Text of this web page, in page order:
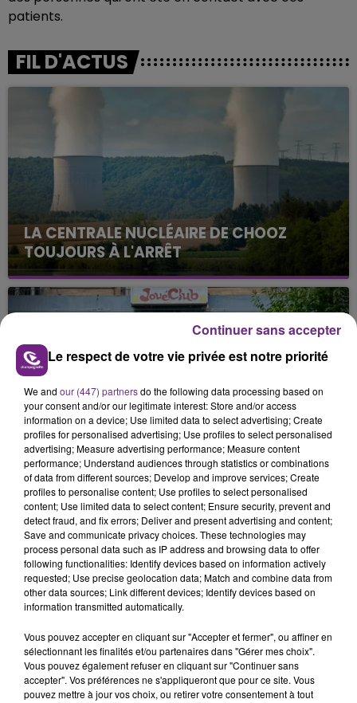
patients.
FIL D'ACTUS
LA CENTRALE NUCLÉAIRE DE CHOOZ
TOUJOURS À L'ARRÊT
Cela fait déjà une semaine que la centrale
nucléaire ardennaise est à l'arrêt. Une situation
justifiée par la sécheresse intense qui est toujours
LE MAGASIN JOUÉCLUB DE REIMS FERME
SES PORTES
C'était l'une des institutions du centre-ville
rémois. Le magasin JouéClub est contraint de
fermer ses portes.
TITRES DIFFUSÉS
7h00
7h00 6h56
6h56
Le respect de votre vie privée est notre priorité
We and our (447) partnersdo the following data processing based on
your consent and/or our legitimate interest: Store and/or access
information on a device; Use limited data to select advertising; Create
profiles for personalised advertising; Use profiles to select personalised
advertising; Measure advertising performance; Measure content
performance; Understand audiences through statistics or combinations
of data from different sources; Develop and improve services; Create
profiles to personalise content; Use profiles to select personalised
content; Use limited data to select content; Ensure security, prevent and
detect fraud, and fix errors; Deliver and present advertising and content;
Save and communicate privacy choices. These technologies may
process personal data such as IP address and browsing data to offer
following functionalities: Identify devices based on information actively
requested; Use precise geolocation data; Match and combine data from
other data sources; Link different devices; Identify devices based on
information transmitted automatically.
Vous pouvez accepter en cliquant sur "Accepter et fermer", ou affiner en
sélectionnant les finalités et/ou partenaires dans "Gérer mes choix".
Vous pouvez également refuser en cliquant sur "Continuer sans
accepter". Vos préférences ne s'appliqueront que pour ce site. Vous
pouvez mettre à jour vos choix, ou retirer votre consentement à tout
Continuer sans accepter